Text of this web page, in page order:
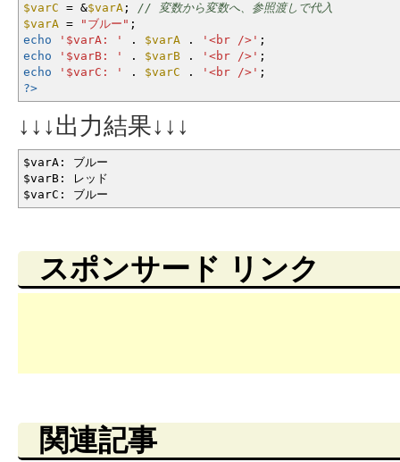
$varC = &$varA ;
// 変数から変数へ、参照渡しで代入
$varA = "ブルー" ;
echo
'$varA: ' . $varA . '<br />' ;
echo
'$varB: ' . $varB . '<br />' ;
echo
'$varC: ' . $varC . '<br />' ;
?>
↓↓↓出力結果↓↓↓
$varA: ブルー
$varB: レッド
$varC: ブルー
スポンサード リンク
関連記事